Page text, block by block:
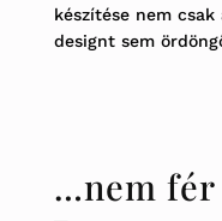
készítése nem
designt sem
…nem fér